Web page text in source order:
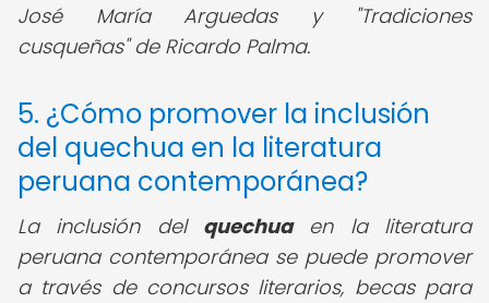
José María Arguedas y "Tradiciones
cusqueñas" de Ricardo Palma.
5. ¿Cómo promover la inclusión
del quechua en la literatura
peruana contemporánea?
La inclusión del quechuaen la literatura
peruana contemporánea se puede promover
a través de concursos literarios, becas para